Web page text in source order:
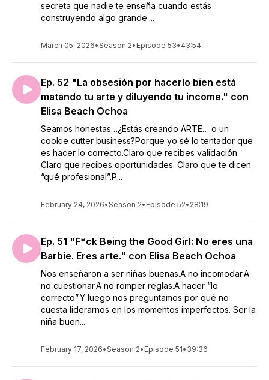
secreta que nadie te enseña cuando estás
construyendo algo grande:...
March 05, 2026•Season 2• Episode 53• 43:54
Ep. 52 "La obsesión por hacerlo bien está
matando tu arte y diluyendo tu income." con
Elisa Beach Ochoa
Seamos honestas…¿Estás creando ARTE… o un
cookie cutter business?Porque yo sé lo tentador que
es hacer lo correcto.Claro que recibes validación.
Claro que recibes oportunidades. Claro que te dicen
“qué profesional”.P...
February 24, 2026•Season 2• Episode 52• 28:19
Ep. 51 "F*ck Being the Good Girl: No eres una
Barbie. Eres arte." con Elisa Beach Ochoa
Nos enseñaron a ser niñas buenas.A no incomodar.A
no cuestionar.A no romper reglas.A hacer “lo
correcto”.Y luego nos preguntamos por qué no
cuesta liderarnos en los momentos imperfectos. Ser la
niña buen...
February 17, 2026•Season 2• Episode 51• 39:36